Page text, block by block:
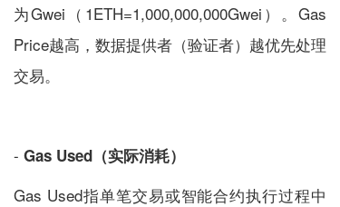
为Gwei（1ETH=1,000,000,000Gwei）。Gas
Price越高，数据提供者（验证者）越优先处理
交易。
- Gas Used（实际消耗）
Gas Used指单笔交易或智能合约执行过程中